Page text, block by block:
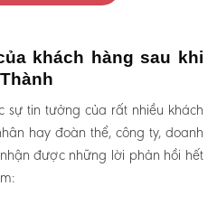
khách hàng sau khi
sự tin tưởng của rất nhiều khách
hay đoàn thể, công ty, doanh
được những lời phản hồi hết